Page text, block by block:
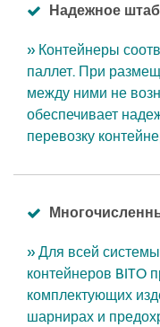
Надежное
» Контейнеры
паллет. При
между ними не
обеспечивает
перевозку
» Для всей
контейнеров BITO
комплектующих
шарнирах и